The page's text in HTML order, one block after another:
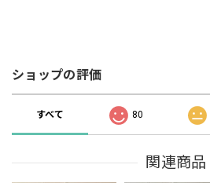
ショップの評価
すべて 80
関連商品